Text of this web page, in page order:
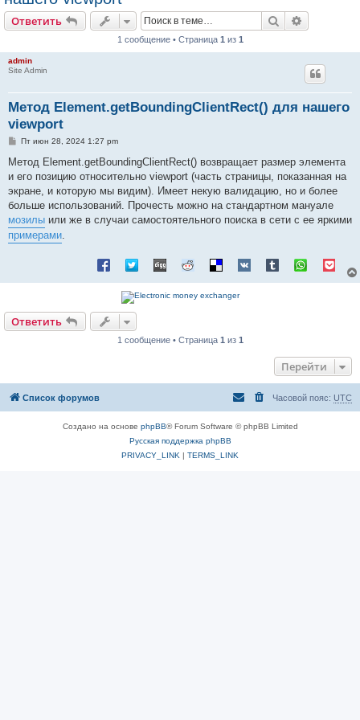
Ответить Поиск
1 сообщение • Страница 1 из 1
admin
Site Admin
Метод Element.getBoundingClientRect() для нашего
viewport
С
о
щ
е
н
и
е
Пт июн 28, 2024 1:27 pm
Метод Element.getBoundingClientRect() возвращает размер элемента
и его позицию относительно viewport (часть страницы, показанная на
экране, и которую мы видим). Имеет некую валидацию, но и более
больше использований. Прочесть можно на стандартном мануале
мозилы или же в случаи самостоятельного поиска в сети с ее яркими
примерами.
Ответить
1 сообщение • Страница 1 из 1
Перейти
Список форумов Часовой пояс: UTC
Создано на основе phpBB® Forum Software © phpBB Limited
Русская поддержка phpBB
PRIVACY_LINK | TERMS_LINK